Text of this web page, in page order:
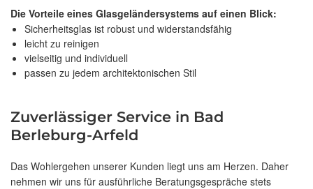
Die Vorteile eines Glasgeländersystems auf einen Blick:
Sicherheitsglas ist robust und widerstandsfähig
leicht zu reinigen
vielseitig und individuell
passen zu jedem architektonischen Stil
Zuverlässiger Service in Bad
Berleburg-Arfeld
Das Wohlergehen unserer Kunden liegt uns am Herzen. Daher
nehmen wir uns für ausführliche Beratungsgespräche stets